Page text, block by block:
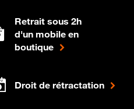
Retrait sous 2h
d'un mobile en
boutique
Droit de rétractation